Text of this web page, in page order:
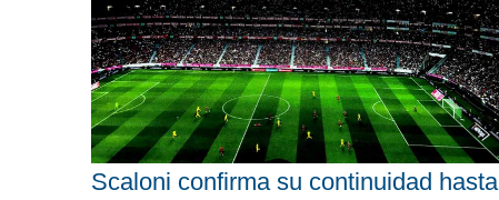
Scaloni confirma su continuidad hasta